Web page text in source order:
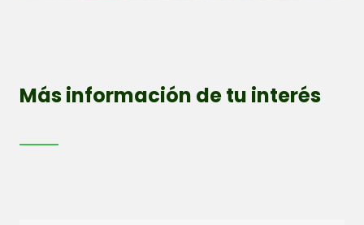
Más información de tu interés